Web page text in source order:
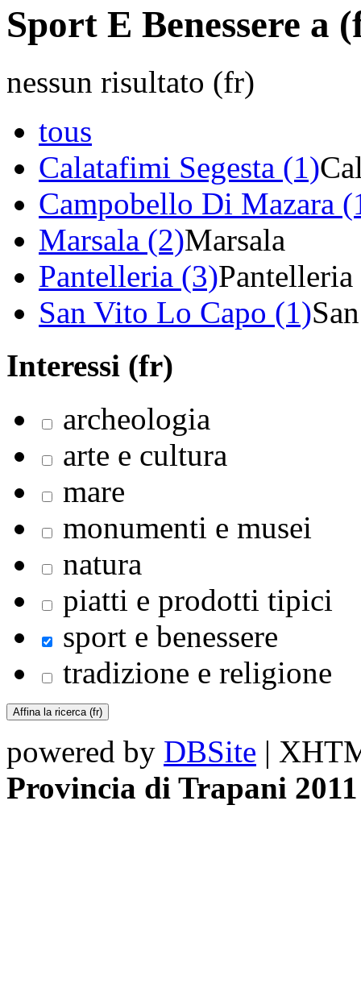
Sport E Benessere a
nessun risultato (fr)
tous
Calatafimi Segesta (1)
Campobello Di Mazara
Marsala (2)Marsala
Pantelleria (3)Pantelleria
San Vito Lo Capo (1)
Interessi (fr)
archeologia
arte e cultura
mare
monumenti e musei
natura
piatti e prodotti tipici
sport e benessere
tradizione e religione
powered by DBSite |
Provincia di Trapani 2011